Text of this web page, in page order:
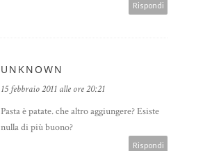
Rispondi
UNKNOWN
15 febbraio 2011 alle ore 20:21
Pasta è patate. che altro aggiungere? Esiste
nulla di più buono?
Rispondi